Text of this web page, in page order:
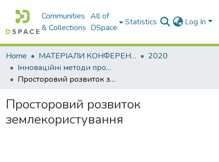
Communities
& Collections
All of
DSpace
Statistics Log In
Home МАТЕРІАЛИ КОНФЕРЕНЦІЙ
2020
Інноваційні методи проектних та геодезичних робіт
Просторовий розвиток землекористування
Просторовий розвиток
землекористування